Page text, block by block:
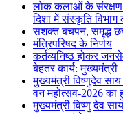
लोक कलाओं के
दिशा में संस्कृति विभाग
सशक्त बचपन, समृद्ध
मंत्रिपरिषद के निर्णय
कर्तव्यनिष्ठ होकर
बेहतर कार्य: मुख्यमंत्री
मुख्यमंत्री विष्णुदेव
वन महोत्सव-2026 का
मुख्यमंत्री विष्णु देव